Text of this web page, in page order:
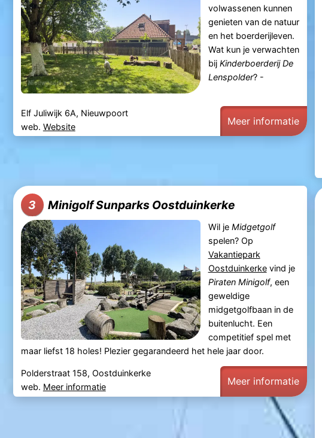
volwassenen kunnen
genieten van de natuur
en het boerderijleven.
Wat kun je verwachten
bij Kinderboerderij De
Lenspolder? -
Elf Juliwijk 6A, Nieuwpoort
web. Website Meer informatie
3 Minigolf Sunparks Oostduinkerke
Wil je Midgetgolf
spelen? Op
Vakantiepark
Oostduinkerkevind je
Piraten Minigolf, een
geweldige
midgetgolfbaan in de
buitenlucht. Een
competitief spel met
maar liefst 18 holes! Plezier gegarandeerd het hele jaar door.
Polderstraat 158, Oostduinkerke
web. Meer informatie Meer informatie